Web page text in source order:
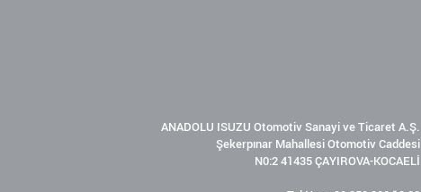
ANADOLU ISUZU Otomotiv Sanayi ve Ticaret A.Ş.
Şekerpınar Mahallesi Otomotiv Caddesi
N0:2 41435 ÇAYIROVA-KOCAELİ